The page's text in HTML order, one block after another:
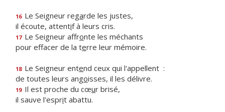
16 Le Seigneur regarde les justes,
il écoute, attentif à leurs cris.
17 Le Seigneur affronte les méchants
pour effacer de la terre leur mémoire.
18 Le Seigneur entend ceux qui l'appellent :
de toutes leurs angoisses, il les délivre.
19 Il est proche du cœur brisé,
il sauve l'esprit abattu.